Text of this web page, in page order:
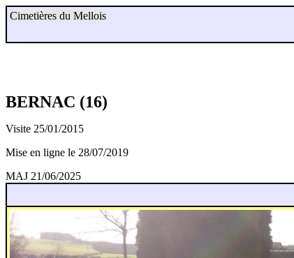
Cimetières du Mellois
BERNAC (16)
Visite 25/01/2015
Mise en ligne le 28/07/2019
MAJ 21/06/2025